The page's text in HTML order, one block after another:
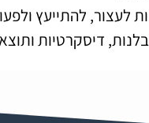
להתייעץ
דיסקרטיות